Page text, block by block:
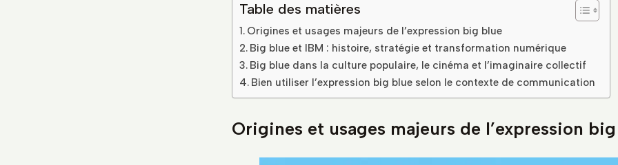
Table des matières
Origines et usages majeurs de l’expression big blue
Big blue et IBM : histoire, stratégie et transformation numérique
Big blue dans la culture populaire, le cinéma et l’imaginaire collectif
Bien utiliser l’expression big blue selon le contexte de communication
Origines et usages majeurs de l’expression